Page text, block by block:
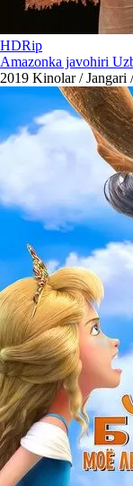
HDRip
Amazonka javohiri
2019 Kinolar /